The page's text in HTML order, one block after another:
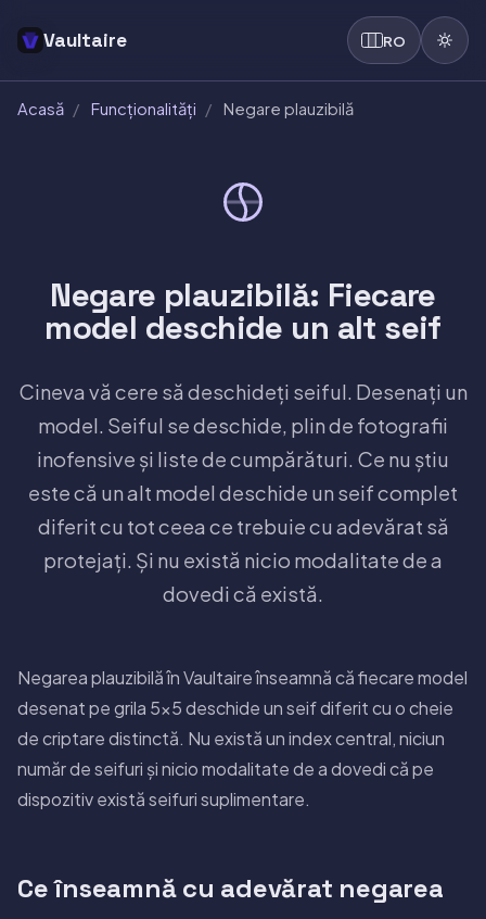
Vaultaire RO
Acasă / Funcționalități / Negare plauzibilă
Negare plauzibilă: Fiecare
model deschide un alt seif
Cineva vă cere să deschideți seiful. Desenați un
model. Seiful se deschide, plin de fotografii
inofensive și liste de cumpărături. Ce nu știu
este că un alt model deschide un seif complet
diferit cu tot ceea ce trebuie cu adevărat să
protejați. Și nu există nicio modalitate de a
dovedi că există.
Negarea plauzibilă în Vaultaire înseamnă că fiecare model
desenat pe grila 5×5 deschide un seif diferit cu o cheie
de criptare distinctă. Nu există un index central, niciun
număr de seifuri și nicio modalitate de a dovedi că pe
dispozitiv există seifuri suplimentare.
Ce înseamnă cu adevărat negarea